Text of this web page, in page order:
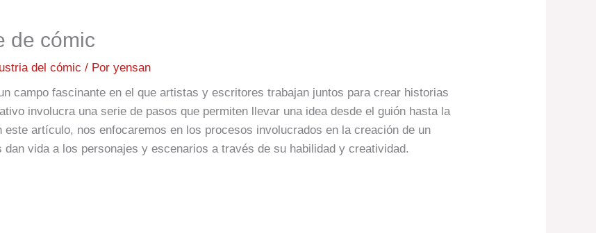
de cómic
del cómic / Poryensan
campo fascinante en el que artistas y escritores trabajan juntos para crear historias
involucra una serie de pasos que permiten llevar una idea desde el guión hasta la
artículo, nos enfocaremos en los procesos involucrados en la creación de un
vida a los personajes y escenarios a través de su habilidad y creatividad.